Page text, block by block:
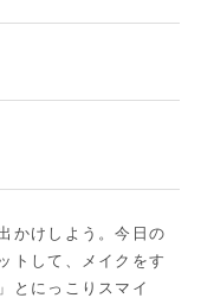
かけしよう。今日の
トして、メイクをす
とにっこりスマイ